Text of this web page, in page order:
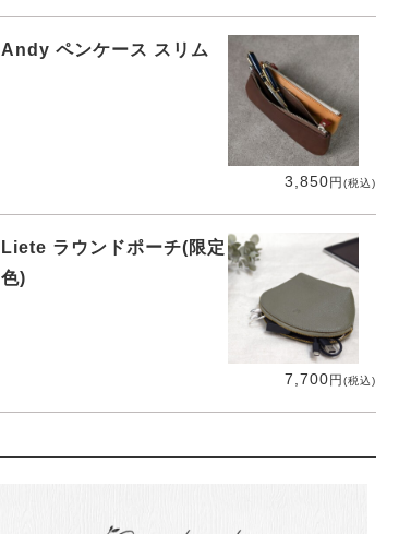
Andy ペンケース スリム
3,850 円 (税込)
Liete ラウンドポーチ(限定
色)
7,700 円 (税込)